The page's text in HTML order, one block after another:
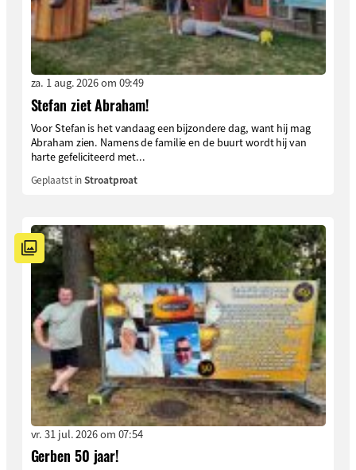
za. 1 aug. 2026 om 09:49
Stefan ziet Abraham!
Voor Stefan is het vandaag een bijzondere dag, want hij mag
Abraham zien. Namens de familie en de buurt wordt hij van
harte gefeliciteerd met...
Geplaatst inStroatproat
vr. 31 jul. 2026 om 07:54
Gerben 50 jaar!